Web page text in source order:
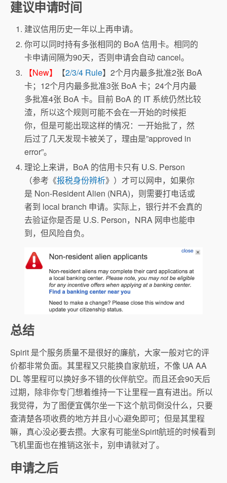
建议申请时间
建议信用历史一年以上再申请。
你可以同时持有多张相同的 BoA 信用卡。相同的
卡申请间隔为90天，否则申请会自动 cancel。
【New】
【2/3/4 Rule】2个月内最多批准2张 BoA
卡；12个月内最多批准3张 BoA 卡；24个月内最
多批准4张 BoA 卡。目前 BoA 的 IT 系统仍然比较
渣，所以这个规则可能不会在一开始的时候拒
你，但是可能出现这样的情况：一开始批了，然
后过了几天发现卡被关了，理由是”approved in
error”。
理论上来讲，BoA 的信用卡只有 U.S. Person
（参考《报税身份辨析》）才可以网申，如果你
是 Non-Resident Alien (NRA)，则需要打电话或
者到 local branch 申请。实际上，银行并不会真的
去验证你是否是 U.S. Person，NRA 网申也能申
到，但风险自负。
总结
Spirit 是个服务质量不是很好的廉航，大家一般对它的评
价都非常负面。其里程又只能换自家航班，不像 UA AA
DL 等里程可以换好多不错的伙伴航空。而且还会90天后
过期，除非你专门想着维持一下让里程一直有进出。所以
我觉得，为了图便宜偶尔坐一下这个航司倒没什么，只要
查清楚各项收费的地方并且小心避免即可；但是其里程
嘛，真心没必要去攒。大家有可能坐Spirit航班的时候看到
飞机里面也在推销这张卡，别申请就对了。
申请之后